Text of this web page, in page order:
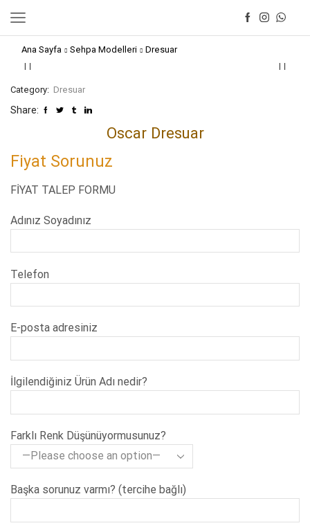
Ana Sayfa Sehpa Modelleri Dresuar
Category: Dresuar
Share:
Oscar Dresuar
Fiyat Sorunuz
FİYAT TALEP FORMU
Adınız Soyadınız
Telefon
E-posta adresiniz
İlgilendiğiniz Ürün Adı nedir?
Farklı Renk Düşünüyormusunuz?
Başka sorunuz varmı? (tercihe bağlı)